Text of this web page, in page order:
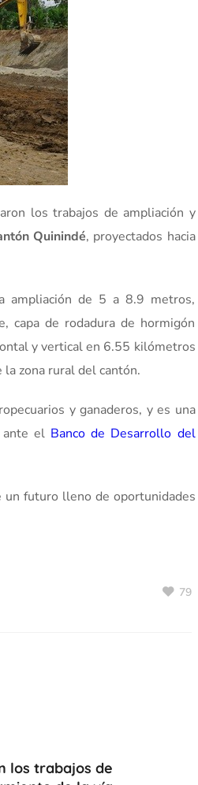
los trabajos de ampliación y
Quinindé, proyectados hacia
ampliación de 5 a 8.9 metros,
capa de rodadura de hormigón
y vertical en 6.55 kilómetros
zona rural del cantón.
y ganaderos, y es una
ante el Banco de Desarrollo del
un futuro lleno de oportunidades
79
los trabajos de